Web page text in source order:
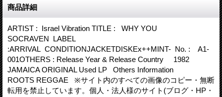
商品詳細
ARTIST : Israel Vibration TITLE : WHY YOU
SOCRAVEN LABEL
:ARRIVAL CONDITIONJACKETDISKEx++MINT- No. : A1-
001OTHERS : Release Year & Release Country 1982
JAMAICA ORIGINAL Used LP Others Information
ROOTS REGGAE ※サイト内のすべての画像のコピー・無断
転用を禁止しています。個人・法人様のサイト(ブログ・HP・